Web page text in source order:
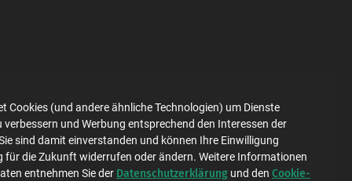
DatenschutzImpressum
Cookies (und andere ähnliche Technologien) um Dienste
und Werbung entsprechend den Interessen der
sind damit einverstanden und können Ihre Einwilligung
für die Zukunft widerrufen oder ändern. Weitere Informationen
entnehmen Sie der Datenschutzerklärung und den Cookie-